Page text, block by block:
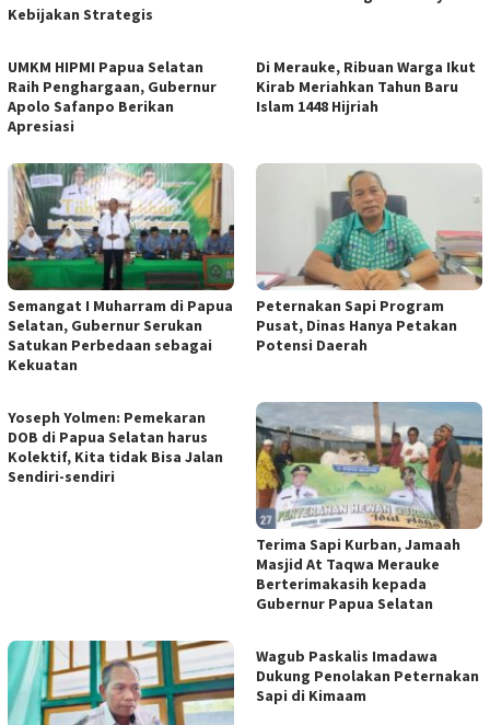
Kebijakan Strategis
UMKM HIPMI Papua Selatan
Raih Penghargaan, Gubernur
Apolo Safanpo Berikan
Apresiasi
Di Merauke, Ribuan Warga Ikut
Kirab Meriahkan Tahun Baru
Islam 1448 Hijriah
Semangat I Muharram di Papua
Selatan, Gubernur Serukan
Satukan Perbedaan sebagai
Kekuatan
Peternakan Sapi Program
Pusat, Dinas Hanya Petakan
Potensi Daerah
Yoseph Yolmen: Pemekaran
DOB di Papua Selatan harus
Kolektif, Kita tidak Bisa Jalan
Sendiri-sendiri
Terima Sapi Kurban, Jamaah
Masjid At Taqwa Merauke
Berterimakasih kepada
Gubernur Papua Selatan
Wagub Paskalis Imadawa
Dukung Penolakan Peternakan
Sapi di Kimaam